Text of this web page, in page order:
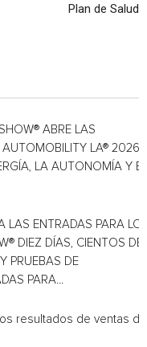
Plan de Salud
ABRE LAS
AUTOMOBILITY LA® 2026,
LA AUTONOMÍA Y EL
LAS ENTRADAS PARA
DIEZ DÍAS, CIENTOS DE
PRUEBAS DE
PARA...
resultados de ventas de